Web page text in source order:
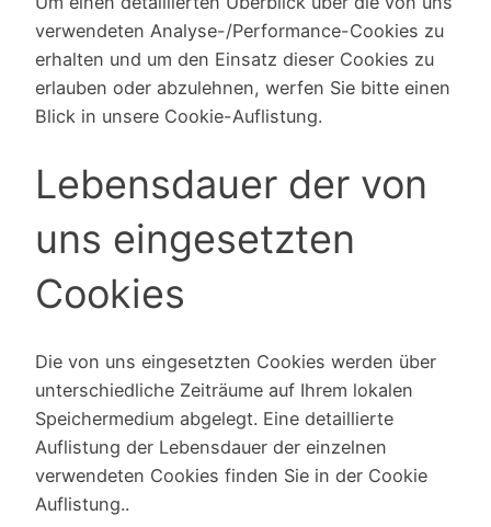
verwendeten Analyse-/Performance-Cookies zu
erhalten und um den Einsatz dieser Cookies zu
erlauben oder abzulehnen, werfen Sie bitte einen
Blick in unsere Cookie-Auflistung.
Lebensdauer der von
uns eingesetzten
Cookies
Die von uns eingesetzten Cookies werden über
unterschiedliche Zeiträume auf Ihrem lokalen
Speichermedium abgelegt. Eine detaillierte
Auflistung der Lebensdauer der einzelnen
verwendeten Cookies finden Sie in der Cookie
Auflistung..